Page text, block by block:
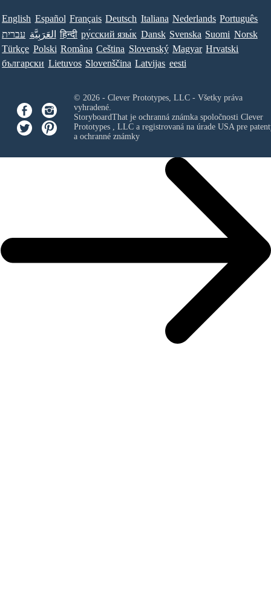
English Español Français Deutsch Italiana Nederlands Português
עברית العَرَبِيَّة हिन्दी ру́сский язы́к Dansk Svenska Suomi Norsk
Türkçe Polski Româna Ceština Slovenský Magyar Hrvatski
български Lietuvos Slovenščina Latvijas eesti
© 2026 - Clever Prototypes, LLC - Všetky práva
vyhradené.
StoryboardThat je ochranná známka spoločnosti Clever
Prototypes , LLCa registrovaná na úrade USA pre
a ochranné známky